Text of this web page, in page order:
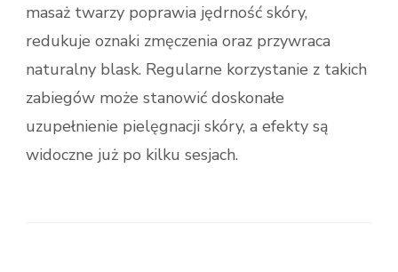
masaż twarzy poprawia jędrność skóry,
redukuje oznaki zmęczenia oraz przywraca
naturalny blask. Regularne korzystanie z takich
zabiegów może stanowić doskonałe
uzupełnienie pielęgnacji skóry, a efekty są
widoczne już po kilku sesjach.